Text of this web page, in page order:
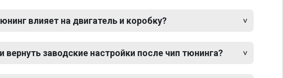
влияет на двигатель и коробку?
заводские настройки после чип тюнинга?